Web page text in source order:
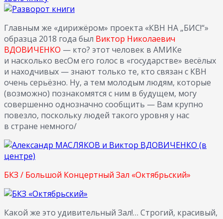
Главным же «дирижёром» проекта «КВН НА „БИС!“»
образца 2018 года был Виктор Николаевич
ВДОВИЧЕНКО — кто? этот человек в АМИКе
и насколько весОм его голос в «государстве» весёлых
и находчивых — знают только те, кто связан с КВН
очень серьёзно. Ну, а тем молодым людям, которые
(возможно) познакомятся с ним в будущем, могу
совершенно однозначно сообщить — Вам крупно
повезло, поскольку людей такого уровня у нас
в стране немного/
БКЗ / Большой Концертный Зал «Октябрьский»
Какой же это удивительный Зал!… Строгий, красивый,